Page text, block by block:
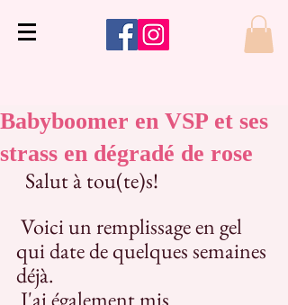
Babyboomer en VSP et ses
strass en dégradé de rose
  Salut à tou(te)s!
qui date de quelques semaines
déjà.